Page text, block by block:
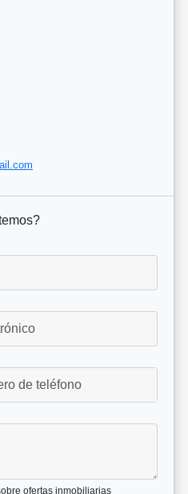
ofertas inmobiliarias